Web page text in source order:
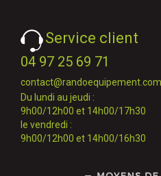
Service client
04 97 25 69 71
contact@randoequipement.com
Du lundi au jeudi :
9h00/12h00 et 14h00/17h30
le vendredi :
9h00/12h00 et 14h00/16h30